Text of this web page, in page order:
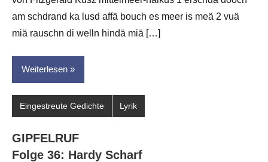
Leitner
am schdrand ka lusd affä bouch es meer is meä 2 vuä
miä rauschn di welln hindä miä […]
Weiterlesen
Eingestreute Gedichte Lyrik
GIPFELRUF
Folge 36: Hardy Scharf